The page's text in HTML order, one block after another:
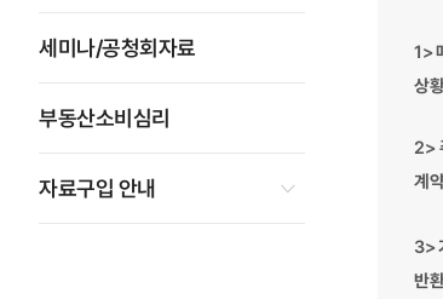
세미나/공청회자료
부동산소비심리
자료구입 안내
1>
상
2>
계
3>
반